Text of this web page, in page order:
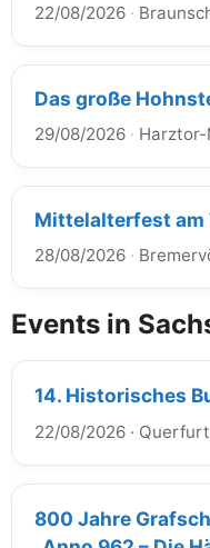
22/08/2026 ·
Das große
29/08/2026 ·
Mittelalterfest am
28/08/2026 ·
Events in
14. Historisches
22/08/2026 · Querfurt
800 Jahre